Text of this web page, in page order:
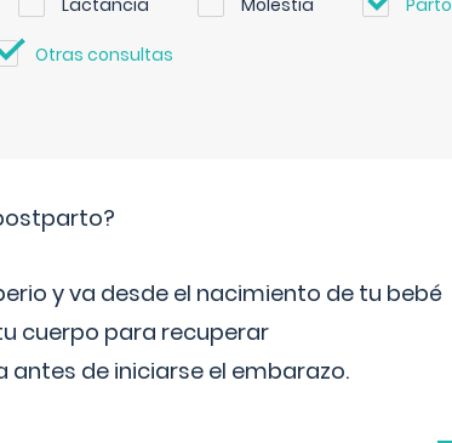
Lactancia Molestia Parto
Otras consultas
y va desde el nacimiento de tu bebé
cuerpo para recuperar
de iniciarse el embarazo.